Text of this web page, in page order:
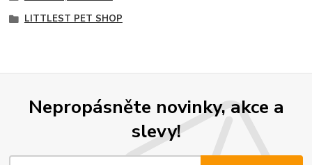
LITTLEST PET SHOP
Nepropásněte novinky, akce a
slevy!